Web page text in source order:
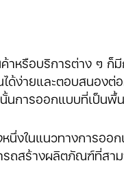
าหรือบริการต่าง ๆ
ง่ายและตอบสนองต่
นการออกแบบที่เป็น
นึ่งในแนวทางการอ
ถสร้างผลิตภัณฑ์ที่สา